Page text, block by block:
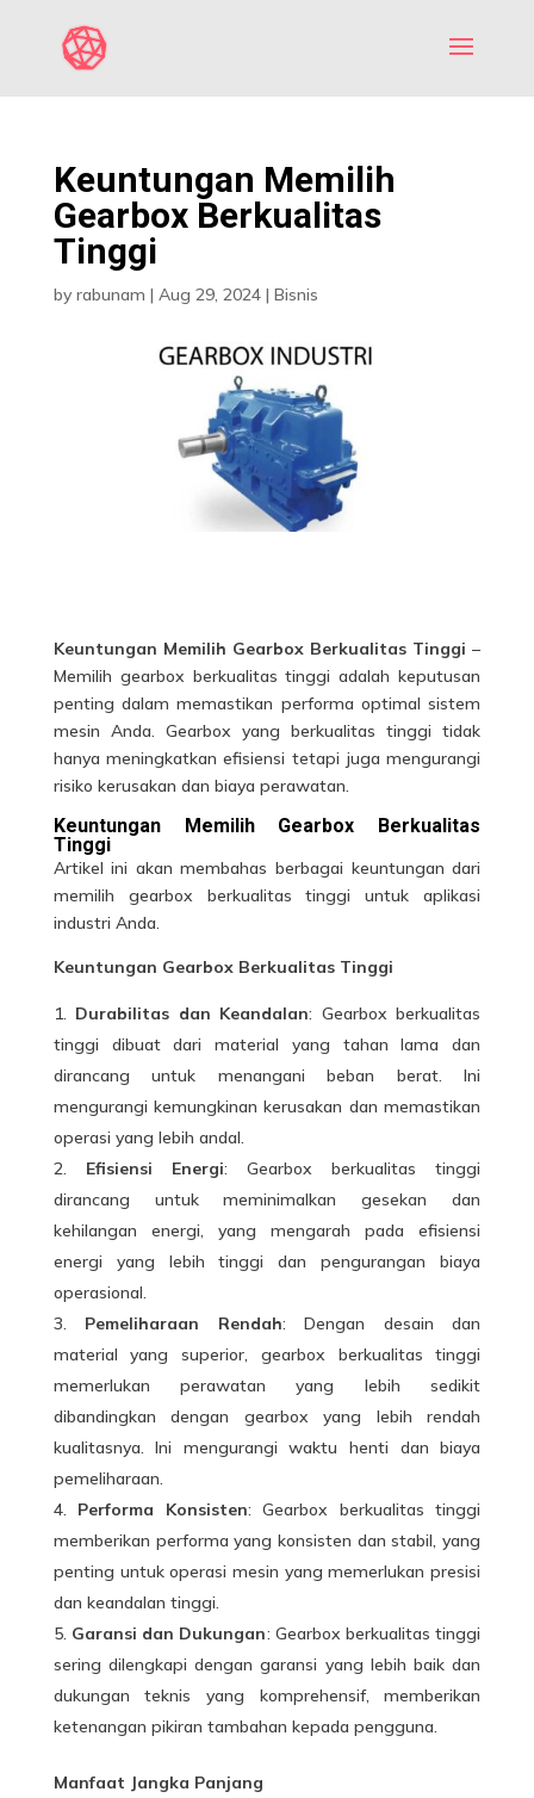
Keuntungan Memilih
Gearbox Berkualitas
Tinggi
by rabunam | Aug 29, 2024| Bisnis
Keuntungan Memilih Gearbox Berkualitas Tinggi –
Memilih gearbox berkualitas tinggi adalah keputusan
penting dalam memastikan performa optimal sistem
mesin Anda. Gearbox yang berkualitas tinggi tidak
hanya meningkatkan efisiensi tetapi juga mengurangi
risiko kerusakan dan biaya perawatan.
Keuntungan Memilih Gearbox Berkualitas
Tinggi
Artikel ini akan membahas berbagai keuntungan dari
memilih gearbox berkualitas tinggi untuk aplikasi
industri Anda.
Keuntungan Gearbox Berkualitas Tinggi
Durabilitas dan Keandalan: Gearbox berkualitas
tinggi dibuat dari material yang tahan lama dan
dirancang untuk menangani beban berat. Ini
mengurangi kemungkinan kerusakan dan memastikan
operasi yang lebih andal.
Efisiensi Energi: Gearbox berkualitas tinggi
dirancang untuk meminimalkan gesekan dan
kehilangan energi, yang mengarah pada efisiensi
energi yang lebih tinggi dan pengurangan biaya
operasional.
Pemeliharaan Rendah: Dengan desain dan
material yang superior, gearbox berkualitas tinggi
memerlukan perawatan yang lebih sedikit
dibandingkan dengan gearbox yang lebih rendah
kualitasnya. Ini mengurangi waktu henti dan biaya
pemeliharaan.
Performa Konsisten: Gearbox berkualitas tinggi
memberikan performa yang konsisten dan stabil, yang
penting untuk operasi mesin yang memerlukan presisi
dan keandalan tinggi.
Garansi dan Dukungan: Gearbox berkualitas tinggi
sering dilengkapi dengan garansi yang lebih baik dan
dukungan teknis yang komprehensif, memberikan
ketenangan pikiran tambahan kepada pengguna.
Manfaat Jangka Panjang